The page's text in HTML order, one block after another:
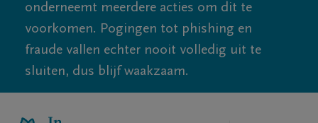
onderneemt meerdere acties om dit te
voorkomen. Pogingen tot phishing en
fraude vallen echter nooit volledig uit te
sluiten, dus blijf waakzaam.